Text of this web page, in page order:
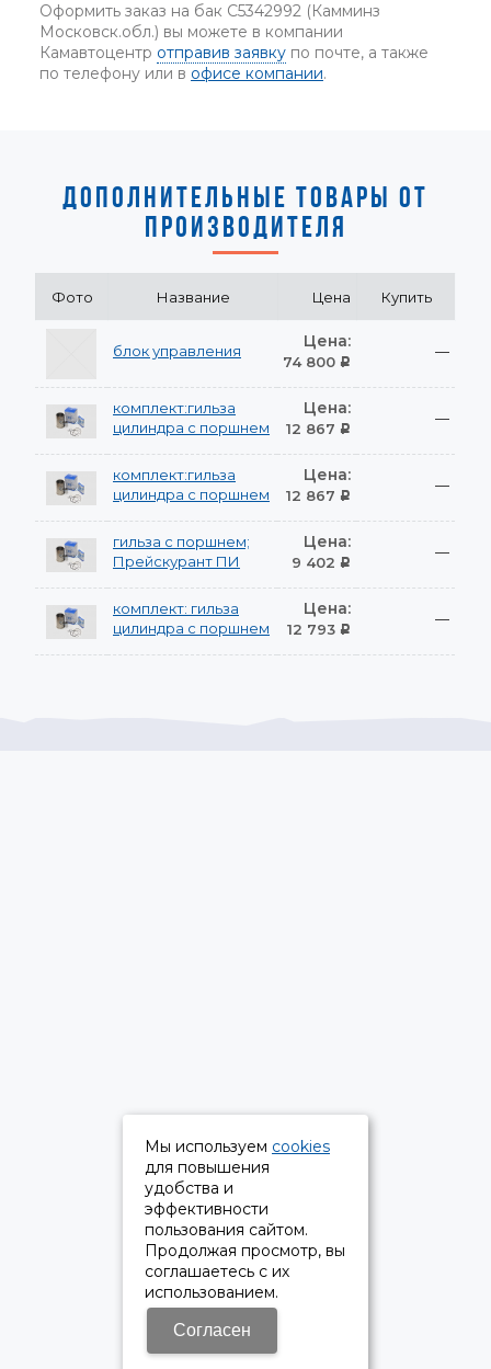
Оформить заказ на бак C5342992 (Камминз
Московск.обл.) вы можете в компании
Камавтоцентр отправив заявку по почте, а также
по телефону или в офисе компании.
ДОПОЛНИТЕЛЬНЫЕ ТОВАРЫ ОТ
ПРОИЗВОДИТЕЛЯ
Фото Название Цена Купить
блок управления Цена:
74 800 Р
—
комплект:гильза
цилиндра с поршнем
Цена:
12 867 Р
—
комплект:гильза
цилиндра с поршнем
Цена:
12 867 Р
—
гильза с поршнем;
Прейскурант ПИ
Цена:
9 402 Р
—
комплект: гильза
цилиндра с поршнем
Цена:
12 793 Р
—
Мы используем cookies
для повышения
удобства и
эффективности
пользования сайтом.
Продолжая просмотр, вы
соглашаетесь с их
использованием.
Согласен